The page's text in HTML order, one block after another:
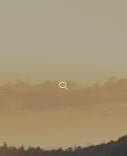
SUCHE